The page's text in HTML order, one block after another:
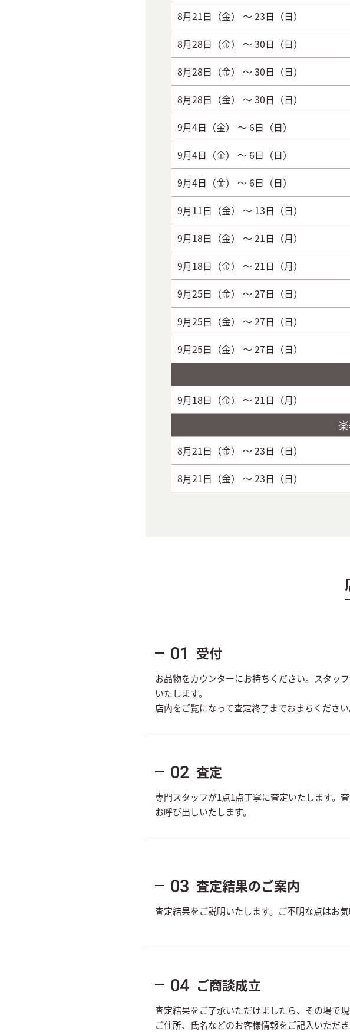
8月21日（金） ～ 23日（日）
8月28日（金） ～ 30日（日）
8月28日（金） ～ 30日（日）
8月28日（金） ～ 30日（日）
9月4日（金） ～ 6日（日）
9月4日（金） ～ 6日（日）
9月4日（金） ～ 6日（日）
9月11日（金） ～ 13日（日）
9月18日（金） ～ 21日（月）
9月18日（金） ～ 21日（月）
9月25日（金） ～ 27日（日）
9月25日（金） ～ 27日（日）
9月25日（金） ～ 27日（日）
9月18日（金） ～ 21日（月）
8月21日（金） ～ 23日（日）
8月21日（金） ～ 23日（日）
01 受付
お品物をカウンターにお持ちください。スタッ
いたします。
店内をご覧になって査定終了までおまちください
02 査定
専門スタッフが1点1点丁寧に査定いたします。
お呼び出しいたします。
03 査定結果のご案内
査定結果をご説明いたします。ご不明な点はお気
04 ご商談成立
査定結果をご了承いただけましたら、その場で
ご住所、氏名などのお客様情報をご記入いただ